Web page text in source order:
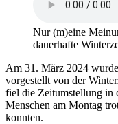
Nur (m)eine
dauerhafte
Am 31. März 2024
vorgestellt von der
fiel die Zeitumstellung in
Menschen am Montag
konnten.